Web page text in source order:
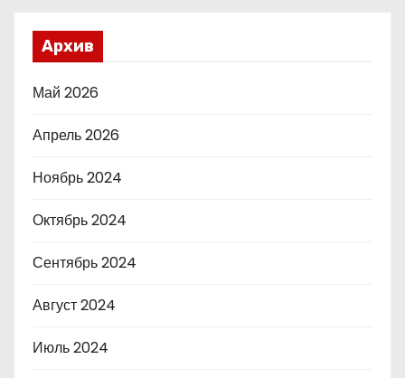
Архив
Май 2026
Апрель 2026
Ноябрь 2024
Октябрь 2024
Сентябрь 2024
Август 2024
Июль 2024